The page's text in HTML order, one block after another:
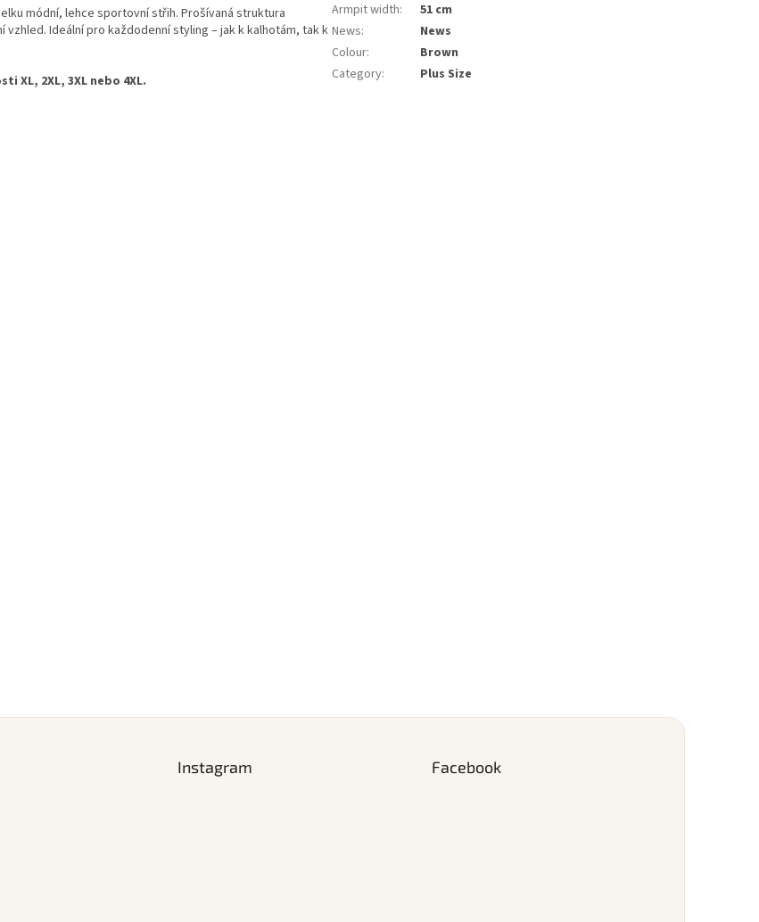
módní, lehce sportovní střih. Prošívaná struktura
Ideální pro každodenní styling – jak k kalhotám, tak k
XL, 2XL, 3XL nebo 4XL.
Armpit width:
51 cm
News:
News
Colour:
Brown
Category: Plus Size
Instagram Facebook